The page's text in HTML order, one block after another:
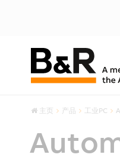
主页 产品 工业PC